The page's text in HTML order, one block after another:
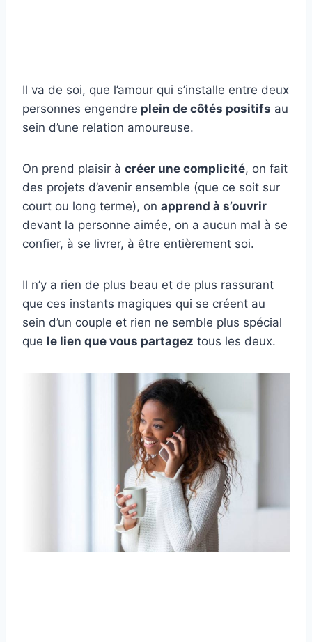
Il va de soi, que l’amour qui s’installe entre deux
personnes engendre plein de côtés positifs au
sein d’une relation amoureuse.
On prend plaisir à créer une complicité, on fait
des projets d’avenir ensemble (que ce soit sur
court ou long terme), on apprend à s’ouvrir
devant la personne aimée, on a aucun mal à se
confier, à se livrer, à être entièrement soi.
Il n’y a rien de plus beau et de plus rassurant
que ces instants magiques qui se créent au
sein d’un couple et rien ne semble plus spécial
que le lien que vous partagez tous les deux.